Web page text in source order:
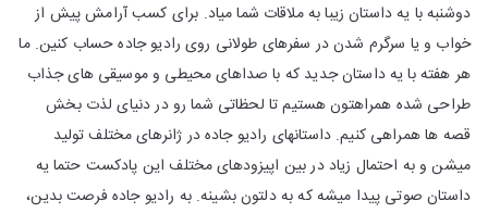
دوشنبه با یه داستان زیبا به ملاقات شما میاد. برای کسب آرامش پیش از
خواب و یا سرگرم شدن در سفرهای طولانی روی رادیو جاده حساب کنین. ما
هر هفته با یه داستان جدید که با صداهای محیطی و موسیقی های جذاب
طراحی شده همراهتون هستیم تا لحظاتی شما رو در دنیای لذت بخش
قصه ها همراهی کنیم. داستانهای رادیو جاده در ژانرهای مختلف تولید
میشن و به احتمال زیاد در بین اپیزودهای مختلف این پادکست حتما یه
داستان صوتی پیدا میشه که به دلتون بشینه. به رادیو جاده فرصت بدین،